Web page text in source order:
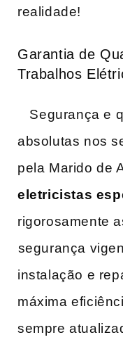
realidade!
Garantia de
Trabalhos
Segurança e
absolutas‍ nos
pela Marido de
eletricistas
rigorosamente
⁣segurança
instalação e
máxima
sempre